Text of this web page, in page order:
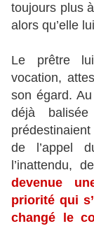
toujours plus
alors qu’elle
Le prêtre
vocation,
son égard.
déjà
de l’appel
l’inattendu,
devenue
priorité qui
changé le